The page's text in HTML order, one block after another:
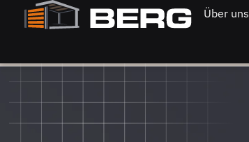
Über uns